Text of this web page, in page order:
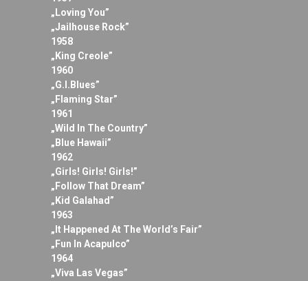
„Loving You”
„Jailhouse Rock”
1958
„King Creole”
1960
„G.I.Blues”
„Flaming Star”
1961
„Wild In The Country”
„Blue Hawaii”
1962
„Girls! Girls! Girls!”
„Follow That Dream”
„Kid Galahad”
1963
„It Happened At The World’s Fair”
„Fun In Acapulco”
1964
„Viva Las Vegas”